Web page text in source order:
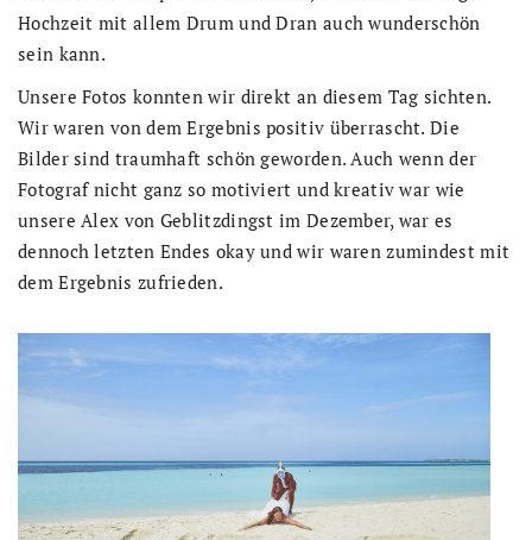
Hochzeit mit allem Drum und Dran auch wunderschön
sein kann.
Unsere Fotos konnten wir direkt an diesem Tag sichten.
Wir waren von dem Ergebnis positiv überrascht. Die
Bilder sind traumhaft schön geworden. Auch wenn der
Fotograf nicht ganz so motiviert und kreativ war wie
unsere Alex von Geblitzdingst im Dezember, war es
dennoch letzten Endes okay und wir waren zumindest mit
dem Ergebnis zufrieden.